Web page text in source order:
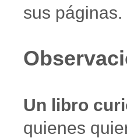
sus páginas.
Un libro
quienes